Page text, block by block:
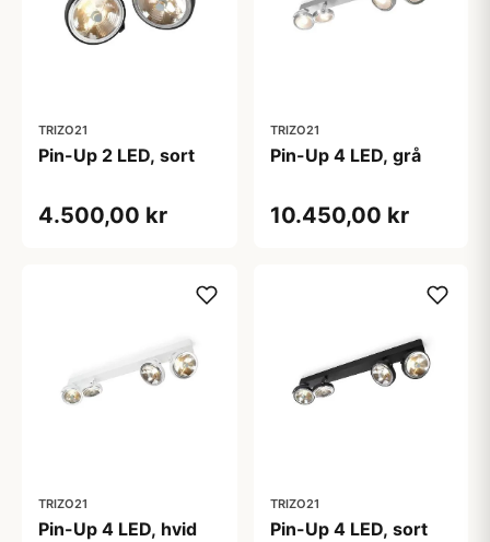
TRIZO21
Pin-Up 2 LED, sort
4.500,00 kr
TRIZO21
Pin-Up 4 LED, grå
10.450,00 kr
TRIZO21
Pin-Up 4 LED, hvid
TRIZO21
Pin-Up 4 LED, sort